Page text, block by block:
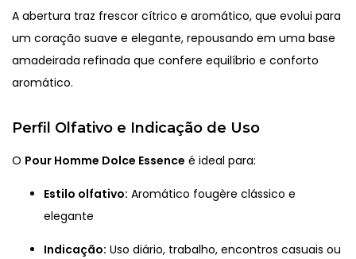
A abertura traz frescor cítrico e aromático, que evolui para
um coração suave e elegante, repousando em uma base
amadeirada refinada que confere equilíbrio e conforto
aromático.
Perfil Olfativo e Indicação de Uso
O Pour Homme Dolce Essence é ideal para:
Estilo olfativo: Aromático fougère clássico e
elegante
Indicação: Uso diário, trabalho, encontros casuais ou